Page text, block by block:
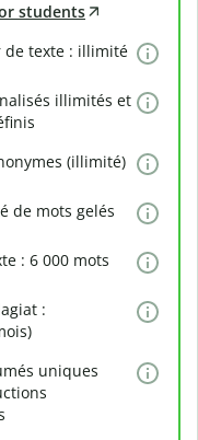
students
de texte : illimité
illimités et
(illimité)
de mots gelés
: 6 000 mots
:
uniques